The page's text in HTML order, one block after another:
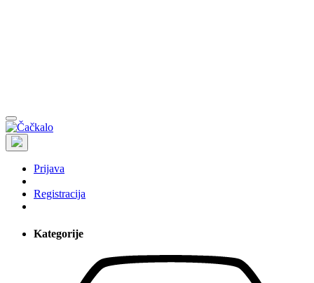
Prijava
Registracija
Kategorije